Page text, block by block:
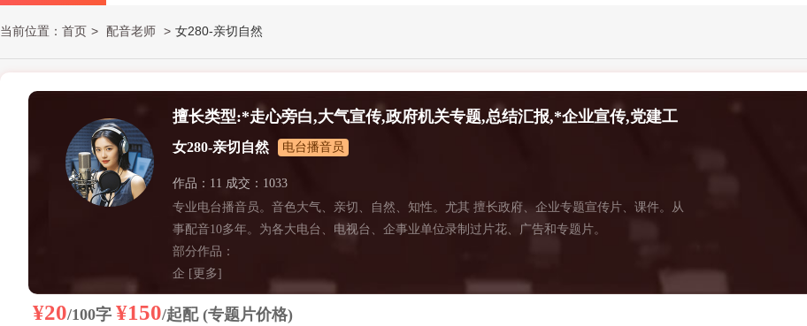
当前位置： 首页 > 配音老师 > 女280-亲切自然
擅长类型:*走心旁白,大气宣传,政府机关专题,总结汇报,*企业宣传,党建工
作专题,学校宣传,城市宣传,招商宣传,科普解说,产品解说,人物专题,项目规
划,宗教专题,公益宣传,旅游风光,医院宣传,纪实记录旁白,历史/文献纪录片,
培训课件教学,广告配音,促销叫卖广告,节日广告,商场广播
女280-亲切自然 电台播音员
作品：11 成交：1033
专业电台播音员。音色大气、亲切、自然、知性。尤其 擅长政府、企业专题宣传片、课件。从
事配音10多年。为各大电台、电视台、企事业单位录制过片花、广告和专题片。
部分作品：
企
[更多]
¥20/100字 ¥150/起配 (专题片价格)